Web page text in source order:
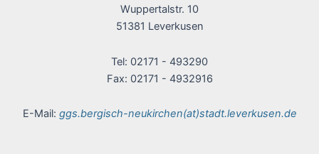
Wuppertalstr. 10
51381 Leverkusen
Tel: 02171 - 493290
Fax: 02171 - 4932916
E-Mail: ggs.bergisch-neukirchen(at)stadt.leverkusen.de